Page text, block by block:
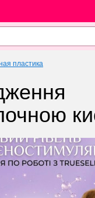
пластика